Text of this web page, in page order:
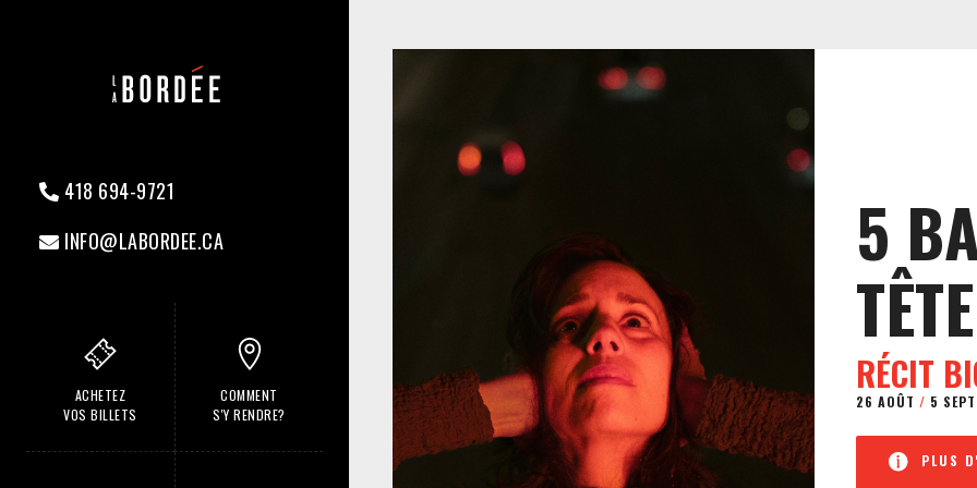
418 694-9721
INFO@LABORDEE.CA
ACHETEZ
VOS BILLETS
COMMENT
S'Y RENDRE?
5
TÊTE
RÉCIT
26 AOÛT / 5
PLUS